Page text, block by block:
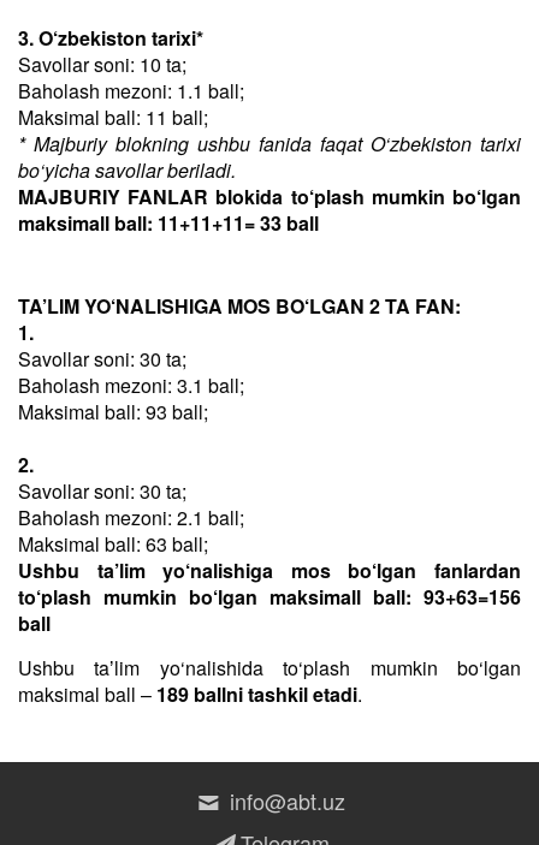
3. O‘zbekiston tarixi*
Savollar soni: 10 ta;
Baholash mezoni: 1.1 ball;
Maksimal ball: 11 ball;
* Majburiy blokning ushbu fanida faqat O‘zbekiston tarixi
bo‘yicha savollar beriladi.
MAJBURIY FANLAR blokida to‘plash mumkin bo‘lgan
maksimall ball: 11+11+11= 33 ball
TA’LIM YO‘NALISHIGA MOS BO‘LGAN 2 TA FAN:
1.
Savollar soni: 30 ta;
Baholash mezoni: 3.1 ball;
Maksimal ball: 93 ball;
2.
Savollar soni: 30 ta;
Baholash mezoni: 2.1 ball;
Maksimal ball: 63 ball;
Ushbu ta’lim yo‘nalishiga mos bo‘lgan fanlardan
to‘plash mumkin bo‘lgan maksimall ball: 93+63=156
ball
Ushbu taʼlim yo‘nalishida to‘plash mumkin bo‘lgan
maksimal ball – 189 ballni tashkil etadi.
info@abt.uz